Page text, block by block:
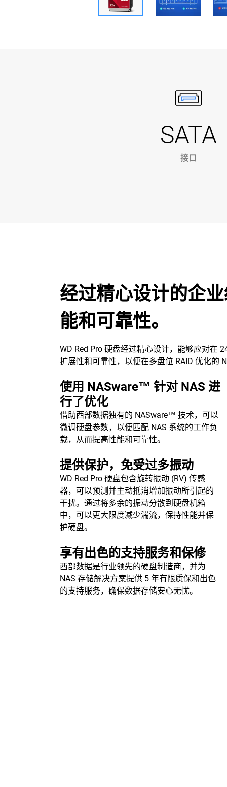
SATA
接口
经过精心设计的企
能和可靠性。
WD Red Pro 硬盘经过精心设计，能够应对在
扩展性和可靠性，以便在多盘位 RAID 优化的
使用 NASware™ 针对 NAS 进
行了优化
借助西部数据独有的 NASware™ 技术，可以
微调硬盘参数，以便匹配 NAS 系统的工作负
载，从而提高性能和可靠性。
提供保护，免受过多振动
WD Red Pro 硬盘包含旋转振动 (RV) 传感
器，可以预测并主动抵消增加振动所引起的
干扰。通过将多余的振动分散到硬盘机箱
中，可以更大限度减少湍流，保持性能并保
护硬盘。
享有出色的支持服务和保修
西部数据是行业领先的硬盘制造商，并为
NAS 存储解决方案提供 5 年有限质保和出色
的支持服务，确保数据存储安心无忧。